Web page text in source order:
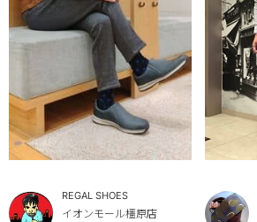
REGAL SHOES
イオンモール橿原店